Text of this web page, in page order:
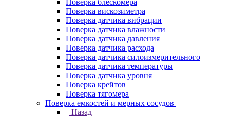
Поверка блескомера
Поверка вискозиметра
Поверка датчика вибрации
Поверка датчика влажности
Поверка датчика давления
Поверка датчика расхода
Поверка датчика силоизмерительного
Поверка датчика температуры
Поверка датчика уровня
Поверка крейтов
Поверка тягомера
Поверка емкостей и мерных сосудов
Назад